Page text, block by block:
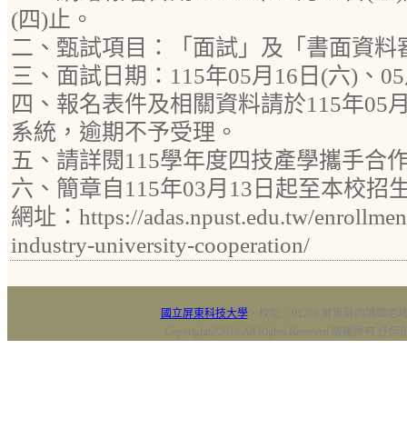
(四)止。
二、甄試項目：「面試」及「書面資料
三、面試日期：115年05月16日(六)、
四、報名表件及相關資料請於115年05
系統，逾期不予受理。
五、請詳閱115學年度四技產學攜手合
六、簡章自115年03月13日起至本校招
網址：https://adas.npust.edu.tw/
industry-university-cooperation/
國立屏東科技大學‧校址：91201 屏東縣內埔鄉老